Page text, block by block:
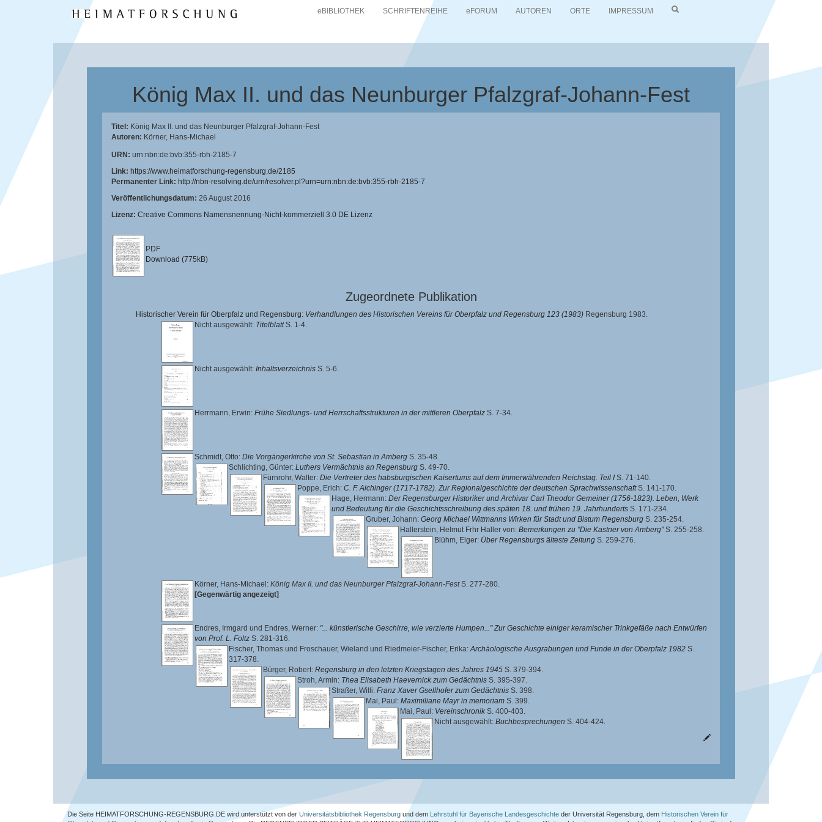
eBIBLIOTHEK SCHRIFTENREIHE eFORUM AUTOREN ORTE IMPRESSUM
König Max II. und das Neunburger Pfalzgraf-Johann-Fest
Titel: König Max II. und das Neunburger Pfalzgraf-Johann-Fest
Autoren: Körner, Hans-Michael
URN: urn:nbn:de:bvb:355-rbh-2185-7
Link: https://www.heimatforschung-regensburg.de/2185
Permanenter Link: http://nbn-resolving.de/urn/resolver.pl?urn=urn:nbn:de:bvb:355-rbh-2185-7
Veröffentlichungsdatum: 26 August 2016
Lizenz: Creative Commons Namensnennung-Nicht-kommerziell 3.0 DE Lizenz
PDF
Download (775kB)
Zugeordnete Publikation
Historischer Verein für Oberpfalz und Regensburg: Verhandlungen des Historischen Vereins für Oberpfalz und Regensburg 123 (1983) Regensburg 1983.
Nicht ausgewählt: TitelblattS. 1-4.
Nicht ausgewählt: Inhaltsverzeichnis S. 5-6.
Herrmann, Erwin: Frühe Siedlungs- und Herrschaftsstrukturen in der mittleren Oberpfalz S. 7-34.
Schmidt, Otto: Die Vorgängerkirche von St. Sebastian in Amberg S. 35-48.
Schlichting, Günter: Luthers Vermächtnis an Regensburg S. 49-70.
Fürnrohr, Walter: Die Vertreter des habsburgischen Kaisertums auf dem Immerwährenden Reichstag. Teil I S. 71-140.
Poppe, Erich: C. F. Aichinger (1717-1782). Zur Regionalgeschichte der deutschen SprachwissenschaftS. 141-170.
Hage, Hermann: Der Regensburger Historiker und Archivar Carl Theodor Gemeiner (1756-1823). Leben, Werk
und Bedeutung für die Geschichtsschreibung des späten 18. und frühen 19. Jahrhunderts S. 171-234.
Gruber, Johann: Georg Michael Wittmanns Wirken für Stadt und Bistum Regensburg S. 235-254.
Hallerstein, Helmut Frhr Haller von: Bemerkungen zu "Die Kastner von Amberg"S. 255-258.
Blühm, Elger: Über Regensburgs älteste Zeitung S. 259-276.
Körner, Hans-Michael : König Max II. und das Neunburger Pfalzgraf-Johann-FestS. 277-280.
[Gegenwärtig angezeigt]
Endres, Irmgard und Endres, Werner: "... künstlerische Geschirre, wie verzierte Humpen..." Zur Geschichte einiger keramischer Trinkgefäße nach Entwürfen
von Prof. L. Foltz S. 281-316.
Fischer, Thomas und Froschauer, Wieland und Riedmeier-Fischer, Erika:Archäologische Ausgrabungen und Funde in der Oberpfalz 1982 S.
317-378.
Bürger, Robert: Regensburg in den letzten Kriegstagen des Jahres 1945 S. 379-394.
Stroh, Armin: Thea Elisabeth Haevernick zum Gedächtnis S. 395-397.
Straßer, Willi: Franz Xaver Gsellhofer zum Gedächtnis S. 398.
Mai, Paul : Maximiliane Mayr in memoriam S. 399.
Mai, Paul : Vereinschronik S. 400-403.
Nicht ausgewählt: Buchbesprechungen S. 404-424.
Die Seite HEIMATFORSCHUNG-REGENSBURG.DE wird unterstützt von der Universitätsbibliothek Regensburg und dem Lehrstuhl für Bayerische Landesgeschichte der Universität Regensburg, dem Historischen Verein für